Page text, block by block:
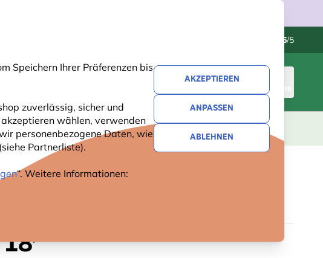
Speichern Ihrer Präferenzen bis
zuverlässig, sicher und
wählen, verwenden
personenbezogene Daten, wie
Partnerliste).
“. Weitere Informationen:
AKZEPTIEREN
ANPASSEN
ABLEHNEN
4.6/5
WARENKORB
GESCHENKE NEUHEITEN ANGEBOTE
18